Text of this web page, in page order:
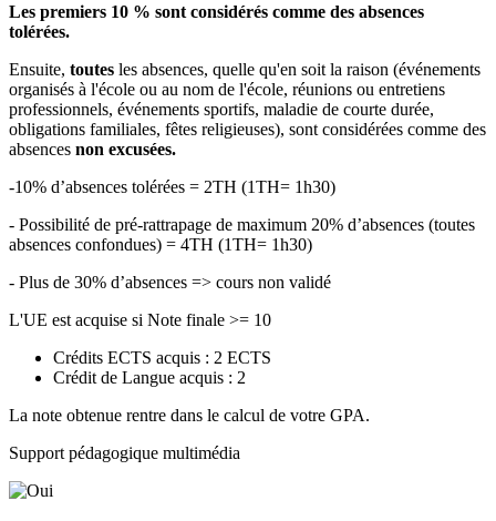
Les premiers 10 % sont considérés comme des absences
tolérées.
Ensuite, toutes les absences, quelle qu'en soit la raison (événements
organisés à l'école ou au nom de l'école, réunions ou entretiens
professionnels, événements sportifs, maladie de courte durée,
obligations familiales, fêtes religieuses), sont considérées comme des
absences non excusées.
-10% d’absences tolérées = 2TH (1TH= 1h30)
- Possibilité de pré-rattrapage de maximum 20% d’absences (toutes
absences confondues) = 4TH (1TH= 1h30)
- Plus de 30% d’absences => cours non validé
L'UE est acquise si Note finale >= 10
Crédits ECTS acquis : 2 ECTS
Crédit de Langue acquis : 2
La note obtenue rentre dans le calcul de votre GPA.
Support pédagogique multimédia